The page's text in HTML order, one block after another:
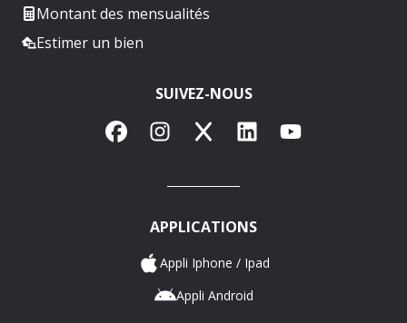
Montant des mensualités
Estimer un bien
SUIVEZ-NOUS
FacebookInstagram
X LinkedInYouTube
APPLICATIONS
Appli Iphone / Ipad
Appli Android